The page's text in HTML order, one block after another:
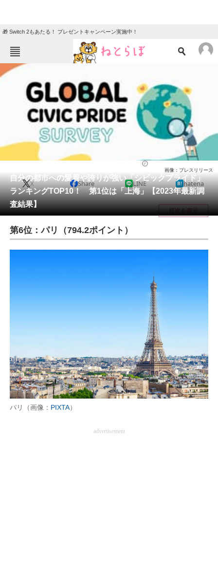
🎁 Switch 2もあたる！ プレゼントキャンペーン実施中！
ねとらぼメニュー
ニュース
エンタメ クイズ
地域
会員記事
メディア
注目記事を集めた総合ページ
ITの今と未来を見通す
企業ITのトレンドを詳説
経営リーダーのコミュニティ
マーケ×ITの今がよく分かる
自分の都市への愛着や誇りが強い「シビックプライド」
ランキングTOP10！ 第1位は「上海」【2023年最新調
査結果】
画像：プレスリリース
X Share LINE hatena
目次を表示
第6位：パリ（794.2ポイント）
パリ（画像： PIXTA）
advertisement